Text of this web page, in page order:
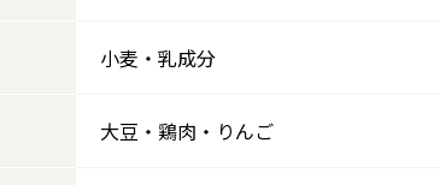
小麦・乳成分
大豆・鶏肉・りんご